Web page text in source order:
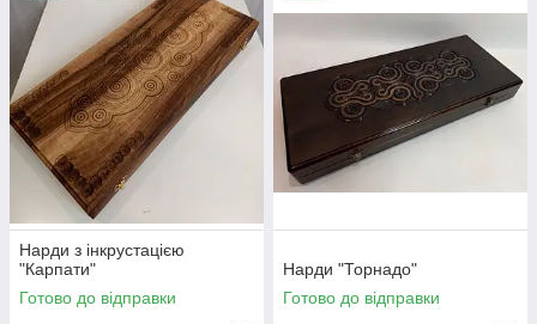
Нарди з інкрустацією
"Карпати"
Готово до відправки
Нарди "Торнадо"
Готово до відправки